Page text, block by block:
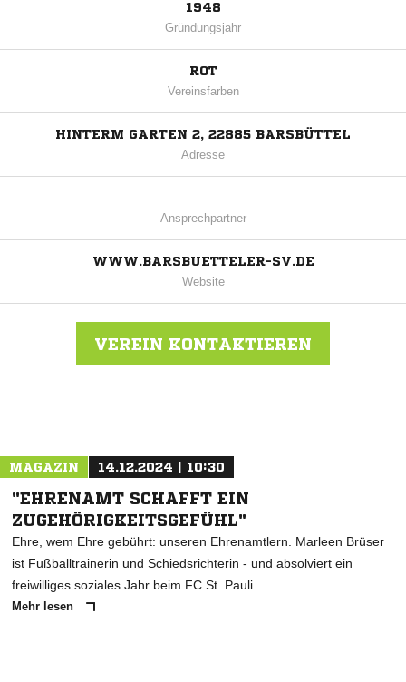
1948
Gründungsjahr
ROT
Vereinsfarben
HINTERM GARTEN 2, 22885 BARSBÜTTEL
Adresse
Ansprechpartner
WWW.BARSBUETTELER-SV.DE
Website
VEREIN KONTAKTIEREN
MAGAZIN 14.12.2024 | 10:30
"EHRENAMT SCHAFFT EIN
ZUGEHÖRIGKEITSGEFÜHL"
Ehre, wem Ehre gebührt: unseren Ehrenamtlern. Marleen Brüser
ist Fußballtrainerin und Schiedsrichterin - und absolviert ein
freiwilliges soziales Jahr beim FC St. Pauli.
Mehr lesen